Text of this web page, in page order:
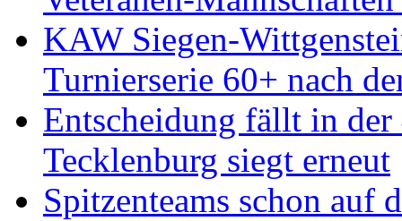
KAW Siegen-
Turnierserie 60+ nach
Entscheidung fällt in
Tecklenburg siegt erneut
Spitzenteams schon auf